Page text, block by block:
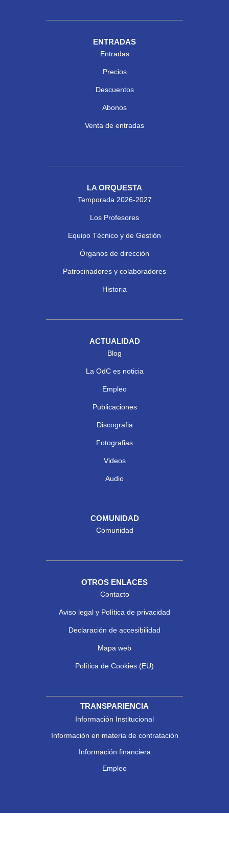
ENTRADAS
Entradas
Precios
Descuentos
Abonos
Venta de entradas
LA ORQUESTA
Temporada 2026-2027
Los Profesores
Equipo Técnico y de Gestión
Órganos de dirección
Patrocinadores y colaboradores
Historia
ACTUALIDAD
Blog
La OdC es noticia
Empleo
Publicaciones
Discografia
Fotografias
Videos
Audio
COMUNIDAD
Comunidad
OTROS ENLACES
Contacto
Aviso legal y Política de privacidad
Declaración de accesibilidad
Mapa web
Política de Cookies (EU)
TRANSPARIENCIA
Información Institucional
Información en materia de contratación
Información financiera
Empleo